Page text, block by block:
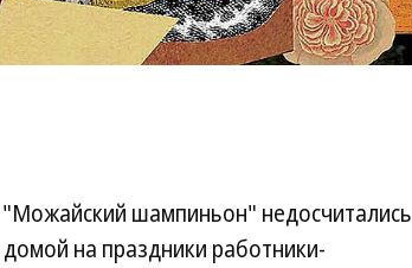
шампиньон" недосчитались
на праздники работники-